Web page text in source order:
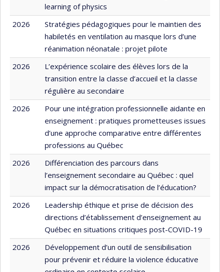
learning of physics
2026
Stratégies pédagogiques pour le maintien des
habiletés en ventilation au masque lors d’une
réanimation néonatale : projet pilote
2026
L’expérience scolaire des élèves lors de la
transition entre la classe d’accueil et la classe
régulière au secondaire
2026
Pour une intégration professionnelle aidante en
enseignement : pratiques prometteuses issues
d’une approche comparative entre différentes
professions au Québec
2026
Différenciation des parcours dans
l’enseignement secondaire au Québec : quel
impact sur la démocratisation de l’éducation?
2026
Leadership éthique et prise de décision des
directions d’établissement d’enseignement au
Québec en situations critiques post-COVID-19
2026
Développement d’un outil de sensibilisation
pour prévenir et réduire la violence éducative